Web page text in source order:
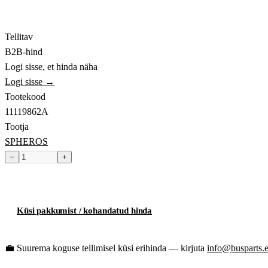
Tellitav
B2B-hind
Logi sisse, et hinda näha
Logi sisse →
Tootekood
11119862A
Tootja
SPHEROS
− +
Küsi pakkumist / kohandatud hinda
💼 Suurema koguse tellimisel küsi erihinda — kirjuta